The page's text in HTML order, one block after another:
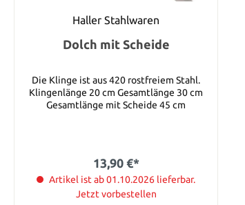
Haller Stahlwaren
Dolch mit Scheide
Die Klinge ist aus 420 rostfreiem Stahl.
Klingenlänge 20 cm Gesamtlänge 30 cm
Gesamtlänge mit Scheide 45 cm
13,90 €*
Artikel ist ab 01.10.2026 lieferbar.
Jetzt vorbestellen